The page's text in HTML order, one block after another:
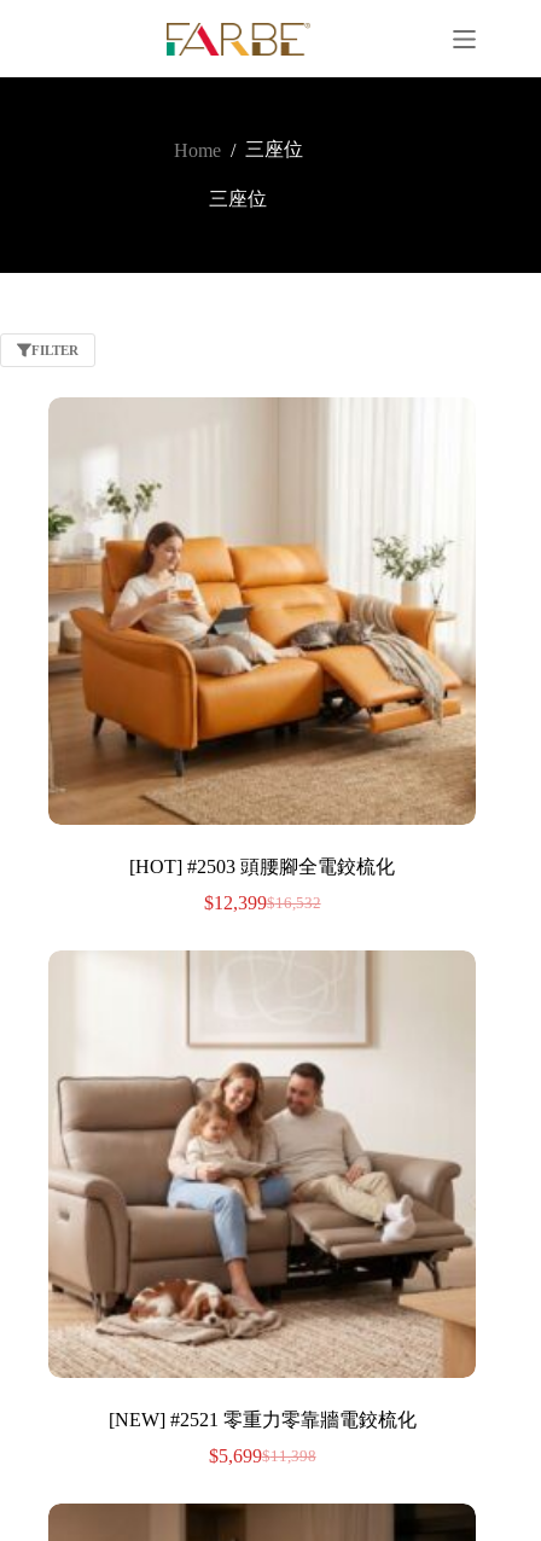
Home / 三座位
三座位
FILTER
[HOT] #2503 頭腰腳全電鉸梳化
$16,532
$12,399
[NEW] #2521 零重力零靠牆電鉸梳化
$11,398
$5,699